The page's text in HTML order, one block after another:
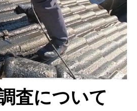
査について